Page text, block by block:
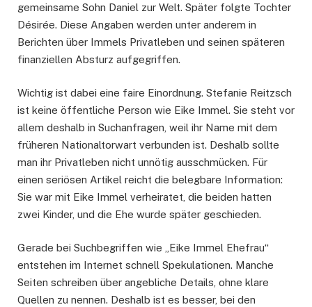
gemeinsame Sohn Daniel zur Welt. Später folgte Tochter
Désirée. Diese Angaben werden unter anderem in
Berichten über Immels Privatleben und seinen späteren
finanziellen Absturz aufgegriffen.
Wichtig ist dabei eine faire Einordnung. Stefanie Reitzsch
ist keine öffentliche Person wie Eike Immel. Sie steht vor
allem deshalb in Suchanfragen, weil ihr Name mit dem
früheren Nationaltorwart verbunden ist. Deshalb sollte
man ihr Privatleben nicht unnötig ausschmücken. Für
einen seriösen Artikel reicht die belegbare Information:
Sie war mit Eike Immel verheiratet, die beiden hatten
zwei Kinder, und die Ehe wurde später geschieden.
Gerade bei Suchbegriffen wie „Eike Immel Ehefrau“
entstehen im Internet schnell Spekulationen. Manche
Seiten schreiben über angebliche Details, ohne klare
Quellen zu nennen. Deshalb ist es besser, bei den